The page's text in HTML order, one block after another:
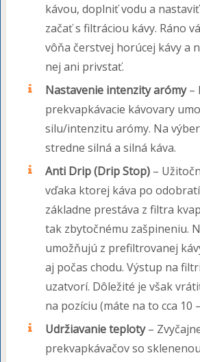
kávou, doplniť vodu a
začať s filtráciou kávy. Ráno
vôňa čerstvej horúcej kávy a
nej ani privstať.
Nastavenie intenzity arómy–
prekvapkávacie kávovary
silu/intenzitu arómy. Na
stredne silná a silná káva.
Anti Drip (Drip Stop)–
vďaka ktorej káva po
základne prestáva z filtra
tak zbytočnému zašpineniu.
umožňujú z prefiltrovanej
aj počas chodu. Výstup na
uzatvorí. Dôležité je však
na pozíciu (máte na to cca 10
Udržiavanie teploty–
prekvapkávačov so